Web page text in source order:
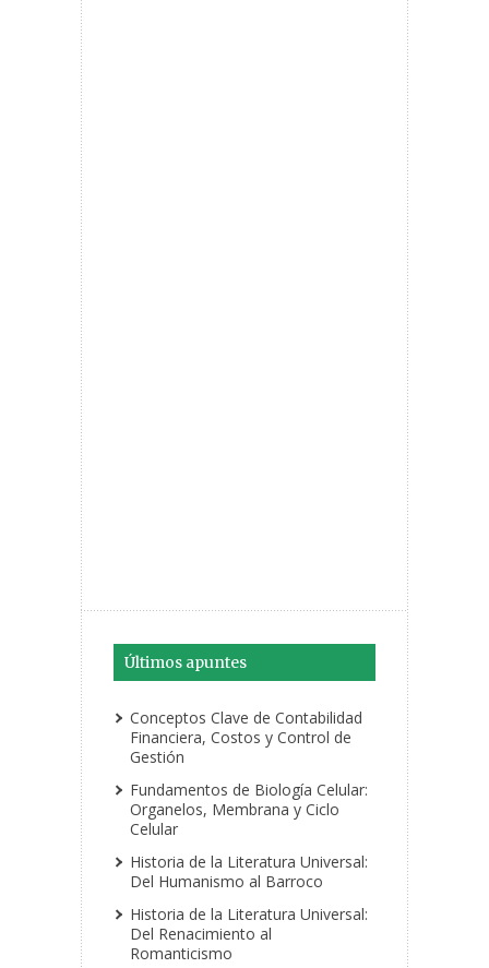
Últimos apuntes
Conceptos Clave de Contabilidad
Financiera, Costos y Control de
Gestión
Fundamentos de Biología Celular:
Organelos, Membrana y Ciclo
Celular
Historia de la Literatura Universal:
Del Humanismo al Barroco
Historia de la Literatura Universal:
Del Renacimiento al
Romanticismo